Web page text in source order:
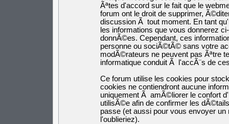
Ãªtes d'accord sur le fait que le
forum ont le droit de supprimer,
discussion Ã tout moment. En tant
les informations que vous donnerez
donnÃ©es. Cependant, ces
personne ou sociÃ©tÃ© sans votre
modÃ©rateurs ne peuvent pas Ãªtre
informatique conduit Ã l'accÃ¨s de
Ce forum utilise les cookies pour
cookies ne contiendront aucune
uniquement Ã amÃ©liorer le confort
utilisÃ©e afin de confirmer les
passe (et aussi pour vous envoyer
l'oublieriez).